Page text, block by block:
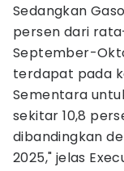
Sedangkan
persen dari
September-
terdapat pada
Sementara
sekitar 10,8
dibandingkan
2025," jelas